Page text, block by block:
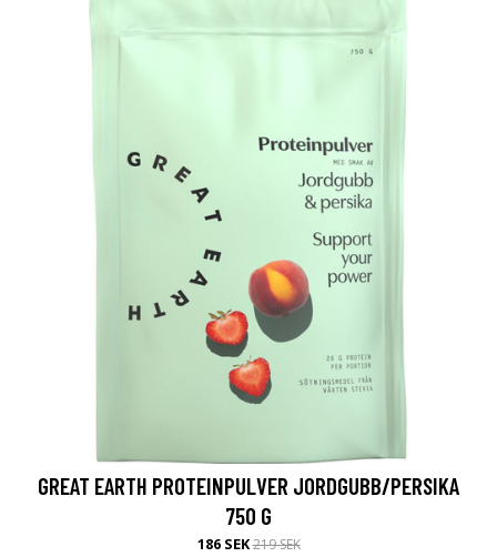
GREAT EARTH PROTEINPULVER JORDGUBB/PERSIKA
750 G
186 SEK219 SEK